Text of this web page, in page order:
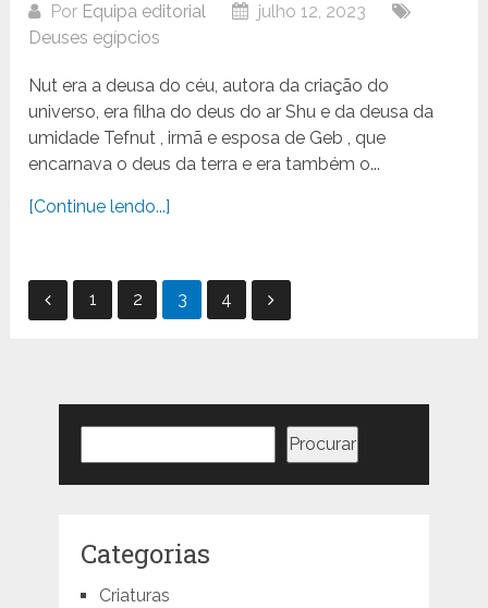
Por Equipa editorial
julho 12, 2023
Deuses egípcios
Nut era a deusa do céu, autora da criação do
universo, era filha do deus do ar Shu e da deusa da
umidade Tefnut , irmã e esposa de Geb , que
encarnava o deus da terra e era também o...
[Continue lendo...]
Paginação
de
1 2 3 4
Procurar
Categorias
Criaturas